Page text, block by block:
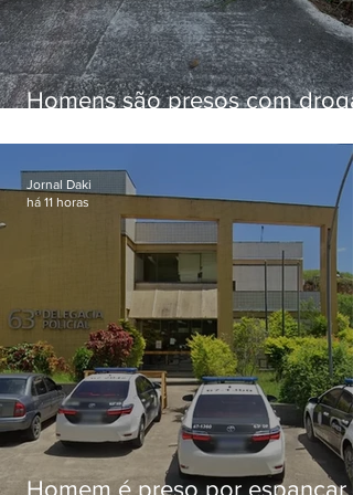
Homens são presos com
Homem é preso por espancar
Jornal Daki
há 11 horas